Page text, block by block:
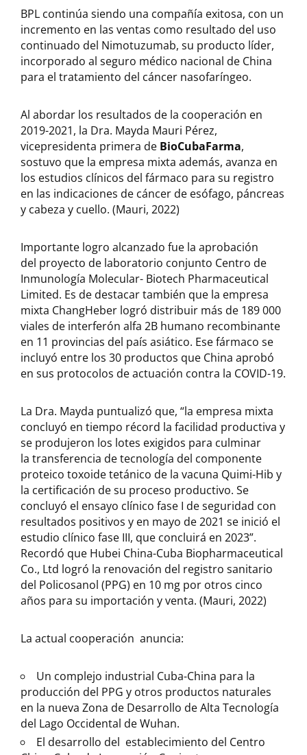
BPL continúa siendo una compañía exitosa, con un
incremento en las ventas como resultado del uso
continuado del Nimotuzumab, su producto líder,
incorporado al seguro médico nacional de China
para el tratamiento del cáncer nasofaríngeo.
Al abordar los resultados de la cooperación en
2019-2021, la Dra. Mayda Mauri Pérez,
vicepresidenta primera de BioCubaFarma,
sostuvo que la empresa mixta además, avanza en
los estudios clínicos del fármaco para su registro
en las indicaciones de cáncer de esófago, páncreas
y cabeza y cuello. (Mauri, 2022)
Importante logro alcanzado fue la aprobación
del proyecto de laboratorio conjunto Centro de
Inmunología Molecular- Biotech Pharmaceutical
Limited. Es de destacar también que la empresa
mixta ChangHeber logró distribuir más de 189 000
viales de interferón alfa 2B humano recombinante
en 11 provincias del país asiático. Ese fármaco se
incluyó entre los 30 productos que China aprobó
en sus protocolos de actuación contra la COVID-19.
La Dra. Mayda puntualizó que, “la empresa mixta
concluyó en tiempo récord la facilidad productiva y
se produjeron los lotes exigidos para culminar
la transferencia de tecnología del componente
proteico toxoide tetánico de la vacuna Quimi-Hib y
la certificación de su proceso productivo. Se
concluyó el ensayo clínico fase I de seguridad con
resultados positivos y en mayo de 2021 se inició el
estudio clínico fase III, que concluirá en 2023”.
Recordó que Hubei China-Cuba Biopharmaceutical
Co., Ltd logró la renovación del registro sanitario
del Policosanol (PPG) en 10 mg por otros cinco
años para su importación y venta. (Mauri, 2022)
La actual cooperación anuncia:
Un complejo industrial Cuba-China para la
producción del PPG y otros productos naturales
en la nueva Zona de Desarrollo de Alta Tecnología
del Lago Occidental de Wuhan.
El desarrollo del establecimiento del Centro